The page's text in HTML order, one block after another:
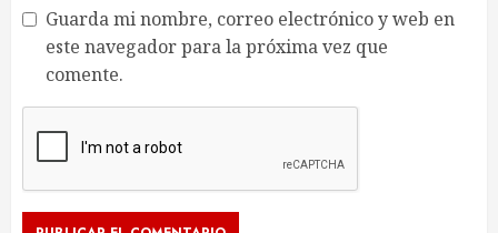
Guarda mi nombre, correo electrónico y web en
este navegador para la próxima vez que
comente.